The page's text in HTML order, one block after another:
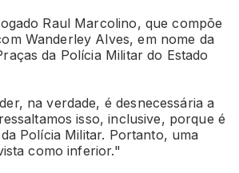
Raul Marcolino, que compõe
Wanderley Alves, em nome da
da Polícia Militar do Estado
na verdade, é desnecessária a
isso, inclusive, porque é
Polícia Militar. Portanto, uma
como inferior."